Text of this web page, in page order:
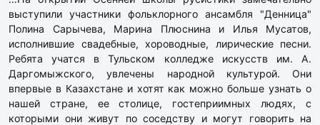
выступили участники фольклорного ансамбля "Денница"
Полина Сарычева, Марина Плюснина и Илья Мусатов,
исполнившие свадебные, хороводные, лирические песни.
Ребята учатся в Тульском колледже искусств им. А.
Даргомыжского, увлечены народной культурой. Они
впервые в Казахстане и хотят как можно больше узнать о
нашей стране, ее столице, гостеприимных людях, с
которыми они живут по соседству и могут говорить на